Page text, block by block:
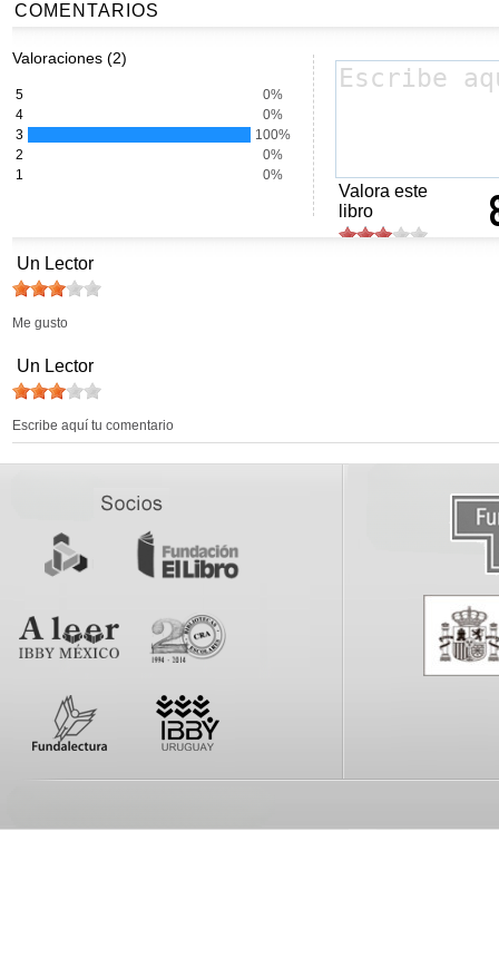
COMENTARIOS
Valoraciones (2)
5
0%
4
0%
3
100%
2
0%
1
0%
Valora este
libro
Un Lector
Me gusto
Un Lector
Escribe aquí tu comentario